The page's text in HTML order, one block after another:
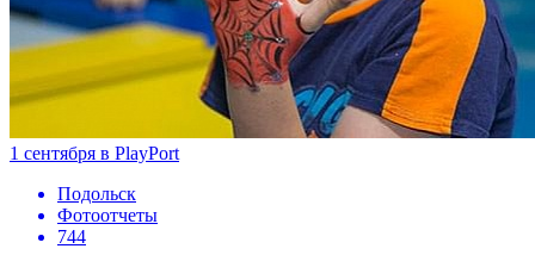
1 сентября в PlayPort
Подольск
Фотоотчеты
744